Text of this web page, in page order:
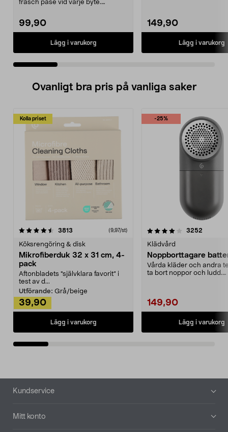
fräsch påse vid varje byte.
99,90
Lägg i varukorg
149,90
Lägg i varukorg
Ovanligt bra pris på vanliga saker
Kolla priset
3813 (9,97/st)
Köksrengöring & disk
Mikrofiberduk 32 x 31 cm, 4-
pack
Aftonbladets "självklara favorit” i
test av d...
Utförande: Grå/beige
39,90
Lägg i varukorg
-25%
4.0av 5 stjärnor 3252
Klädvård
Noppborttagare
Vårda kläder och andra
ta bort noppor och ludd.
149,90
Lägg i varukorg
4.5av 5 stjärnor
Sidfot
Kundservice
Mitt konto